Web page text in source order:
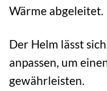
Wärme abgeleitet.
Der Helm lässt
anpassen, um
gewährleisten.